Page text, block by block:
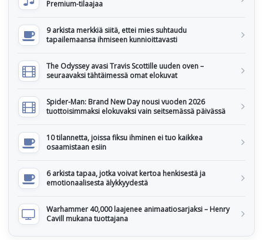
Premium-tilaajaa
9 arkista merkkiä siitä, ettei mies suhtaudu
tapailemaansa ihmiseen kunnioittavasti
The Odyssey avasi Travis Scottille uuden oven –
seuraavaksi tähtäimessä omat elokuvat
Spider-Man: Brand New Day nousi vuoden 2026
tuottoisimmaksi elokuvaksi vain seitsemässä päivässä
10 tilannetta, joissa fiksu ihminen ei tuo kaikkea
osaamistaan esiin
6 arkista tapaa, jotka voivat kertoa henkisestä ja
emotionaalisesta älykkyydestä
Warhammer 40,000 laajenee animaatiosarjaksi – Henry
Cavill mukana tuottajana